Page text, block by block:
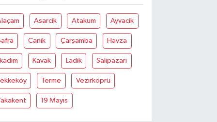
Asarcik Atakum Ayvacik
Canik Çarşamba Havza
İlkadim Kavak Ladik Salipazari
Terme Vezirköprü
19 Mayis